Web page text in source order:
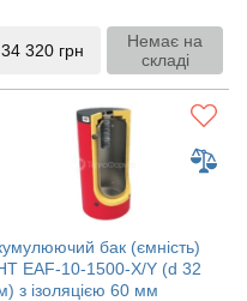
34 320 грн
Немає на
складі
бак (ємність)
EAF-10-1500-X/Y (d 32
з ізоляцією 60 мм